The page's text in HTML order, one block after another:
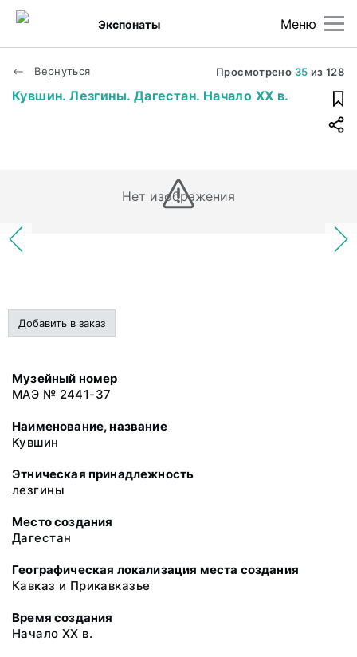
Меню
Экспонаты
Вернуться Просмотрено 35 из 128
Кувшин. Лезгины. Дагестан. Начало XX в.
Нет изображения
Добавить в заказ
Музейный номер
МАЭ № 2441-37
Наименование, название
Кувшин
Этническая принадлежность
лезгины
Место создания
Дагестан
Географическая локализация места создания
Кавказ и Прикавказье
Время создания
Начало XX в.